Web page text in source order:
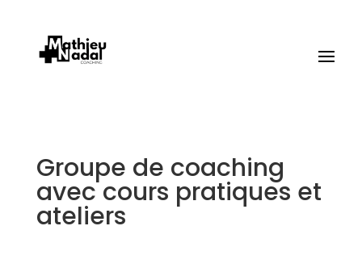
Groupe de coaching
avec cours pratiques et
ateliers